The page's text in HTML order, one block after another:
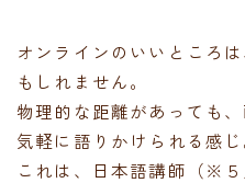
オンラインのいいところ
もしれません。
物理的な距離があっても
気軽に語りかけられる感じ
これは、日本語講師（※